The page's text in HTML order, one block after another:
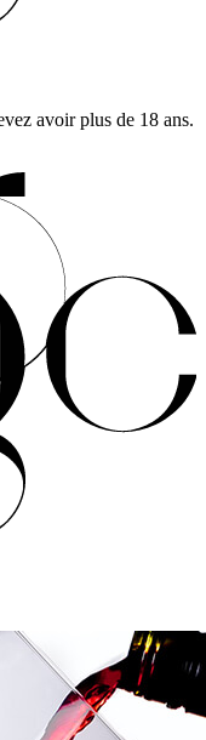
avoir plus de 18 ans.